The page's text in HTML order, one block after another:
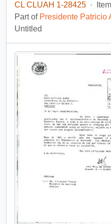
CL CLUAH 1-28425 · Item
Part of Presidente Patricio
Untitled